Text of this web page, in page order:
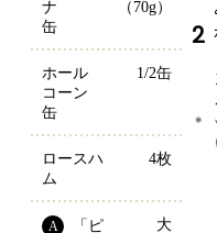
ナ
缶
（70g）
ホール
コーン
缶
1/2缶
ロースハ
ム
4枚
A 「ピ 大
2
＊